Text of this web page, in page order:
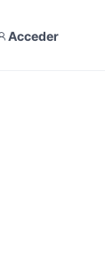
Acceder